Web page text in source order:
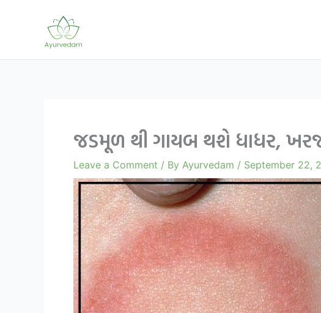
જડમૂળ થી ગાયબ થશે ધાધર,
Leave a Comment / By Ayurvedam / September 22,